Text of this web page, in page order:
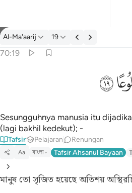
Tafsir: Al-Ma'aarij 70:19
Al-Ma'aarij 19
70:19
ﱯ
Sesungguhnya manusia itu
(lagi bakhil kedekut); -
Tafsir Pelajaran Renungan
Aa বাংলা Tafsir Ahsanul Bayaan
মানুষ তো সৃজিত হয়েছে অতিশয়